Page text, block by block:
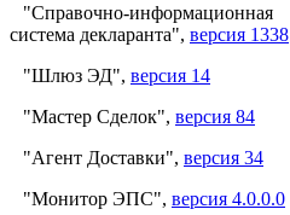
"Справочно-информационная
система декларанта", версия 1338
"Шлюз ЭД", версия 14
"Мастер Сделок", версия 84
"Агент Доставки", версия 34
"Монитор ЭПС", версия 4.0.0.0